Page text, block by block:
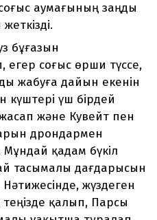
аумағының заңды
бұғазын
егер соғыс өрши түссе,
жабуға дайын екенін
күштері үш бірдей
және Кувейт пен
дрондармен
қадам бүкіл
тасымалы дағдарысын
жүздеген
қалып, Парсы